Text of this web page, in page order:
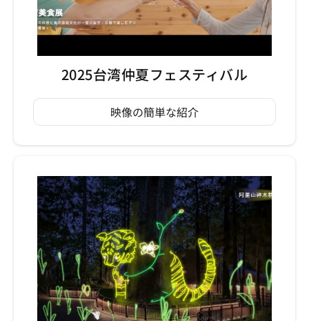
2025台湾仲夏フェスティバル
映像の簡単な紹介